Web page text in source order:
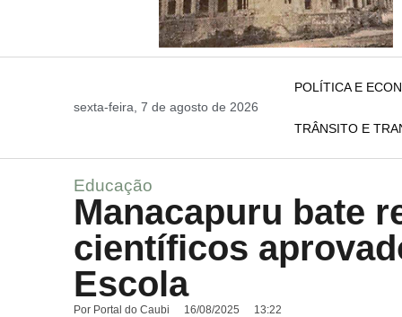
sexta-feira, 7 de agosto de 2026
POLÍTICA E
TRÂNSITO E
Educação
Manacapuru bate
científicos
Escola
Por Portal do Caubi 16/08/2025 13:22